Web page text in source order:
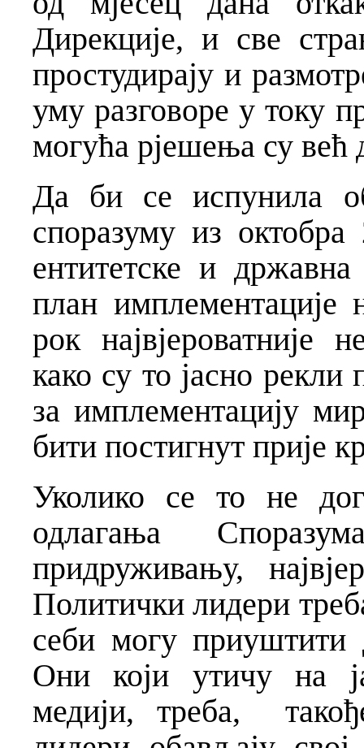
Дирекције, и све
простудирају и
уму разговоре у току
могућа рјешења су већ
Да би се испунила
споразуму из
ентитетске и
план имплементације
рок
како су то јасно рекли
за имплементацију
бити постигнут прије
Уколико се то не
одлагања
придруживању,
Политички лидери
себи могу приуштити
Они који утичу на
медији, треба,